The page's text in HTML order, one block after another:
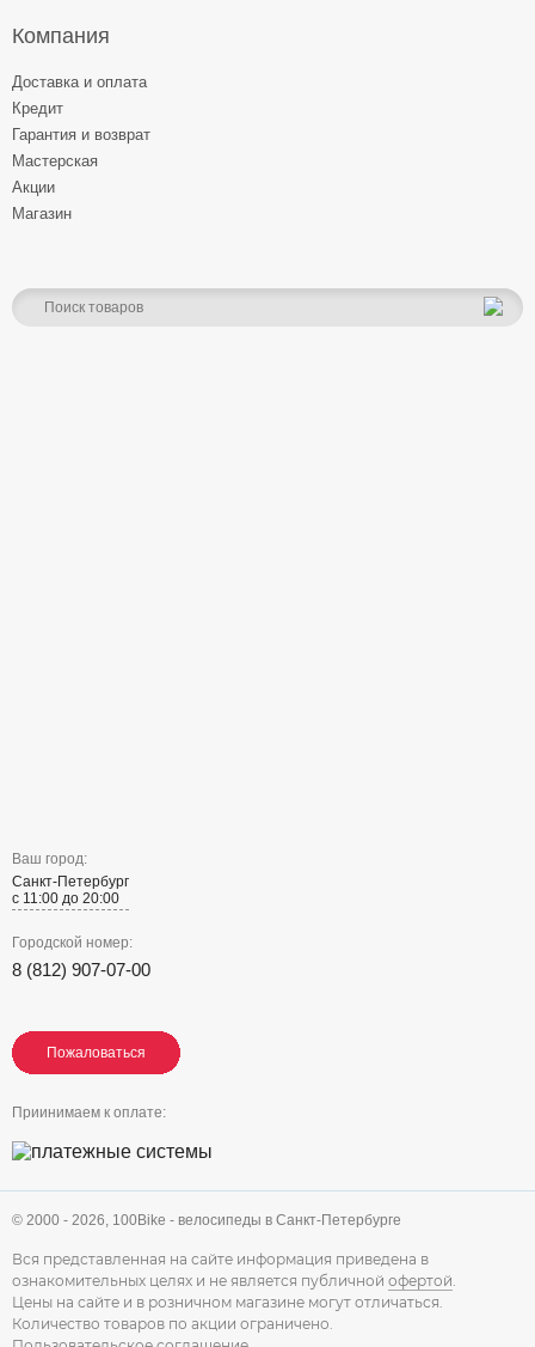
Компания
Доставка и оплата
Кредит
Гарантия и возврат
Мастерская
Акции
Магазин
Ваш город:
Санкт-Петербург
с 11:00 до 20:00
Городской номер:
8 (812) 907-07-00
Пожаловаться
Пожаловаться
Пожаловаться
Приинимаем к оплате:
© 2000 - 2026, 100Bike - велосипеды в Санкт-Петербурге
Вся представленная на сайте информация приведена в
ознакомительных целях и не является публичной офертой.
Цены на сайте и в розничном магазине могут отличаться.
Количество товаров по акции ограничено.